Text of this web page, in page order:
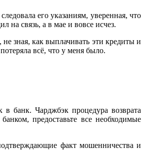
его указаниям, уверенная, что
на связь, а в мае и вовсе исчез.
зная, как выплачивать эти кредиты и
всё, что у меня было.
банк. Чарджбэк процедура возврата
предоставьте все необходимые
факт мошенничества и